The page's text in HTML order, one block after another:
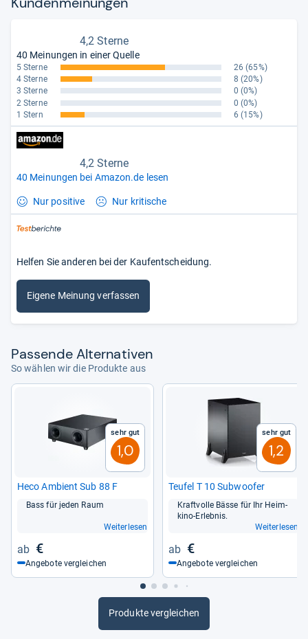
4,2 Sterne
40 Meinungen in einer Quelle
5 Sterne 26 (65%)
4 Sterne
8 (20%)
3 Sterne
0 (0%)
2 Sterne
0 (0%)
1 Stern
6 (15%)
4,2 Sterne
40 Meinungen bei Amazon.de lesen
Nur positive Nur kritische
Helfen Sie anderen bei der Kaufentscheidung.
Eigene Meinung verfassen
Pas­sende Alter­na­ti­ven
So wählen wir die Produkte aus
Sehr gut
1,0
Heco Ambient Sub 88 F
Bass für jeden Raum
Weiterlesen
€
Angebote vergleichen
Sehr gut
1,2
Teu­fel T 10 Sub­woofer
Kraft­volle Bässe für Ihr Heim­
kino-​Erleb­nis.
Weiterlesen
€
Angebote vergleichen
Produkte vergleichen